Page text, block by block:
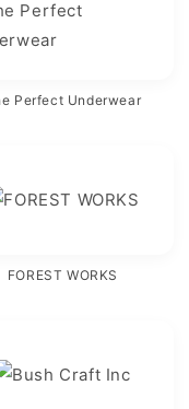
Perfect Underwear
FOREST WORKS